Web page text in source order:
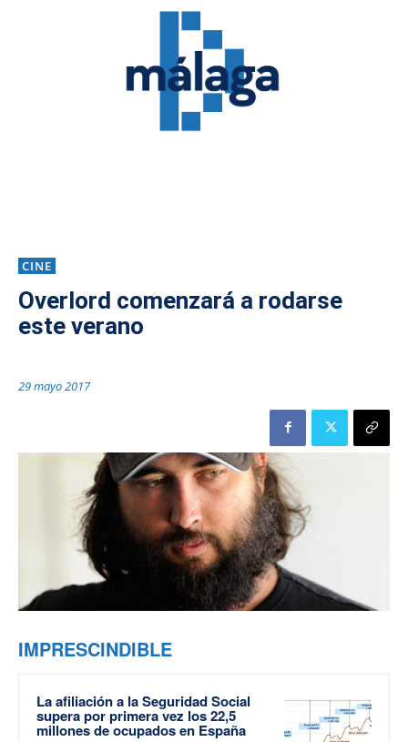
CINE
Overlord comenzará a rodarse
este verano
29 mayo 2017
IMPRESCINDIBLE
La afiliación a la Seguridad Social
supera por primera vez los 22,5
millones de ocupados en España